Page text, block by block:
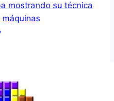
mostrando su técnica